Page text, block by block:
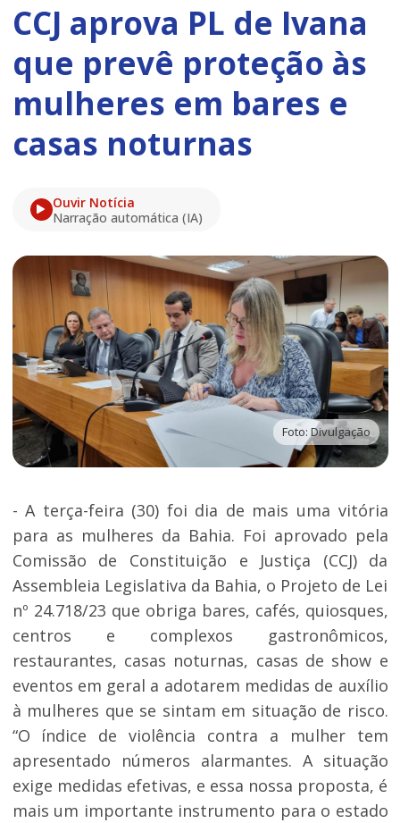
CCJ aprova PL de Ivana
que prevê proteção às
mulheres em bares e
casas noturnas
Ouvir Notícia
Narração automática (IA)
Foto: Divulgação
- A terça-feira (30) foi dia de mais uma vitória
para as mulheres da Bahia. Foi aprovado pela
Comissão de Constituição e Justiça (CCJ) da
Assembleia Legislativa da Bahia, o Projeto de Lei
nº 24.718/23 que obriga bares, cafés, quiosques,
centros e complexos gastronômicos,
restaurantes, casas noturnas, casas de show e
eventos em geral a adotarem medidas de auxílio
à mulheres que se sintam em situação de risco.
“O índice de violência contra a mulher tem
apresentado números alarmantes. A situação
exige medidas efetivas, e essa nossa proposta, é
mais um importante instrumento para o estado